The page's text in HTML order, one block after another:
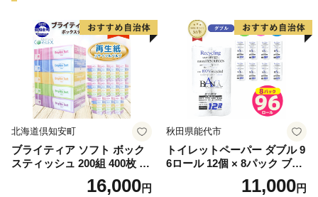
北海道倶知安町
ブライティア ソフト ボック
スティッシュ 200組 400枚 60
箱 日本製 まとめ買い ティッ
シュ リサイクル 長持 防災 常
16,000円
秋田県能代市
トイレットペーパー ダブル 9
6ロール 12個 × 8パック ブラ
ンカ 再生紙 100％ 芯あり 日
用品 消耗品 無香料 生活用品
11,000円